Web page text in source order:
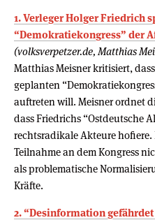
1. Verleger Holger Friedrich
“Demokratiekongress” der
(volksverpetzer.de, Matthias
Matthias Meisner kritisiert,
geplanten
auftreten will. Meisner ordnet
dass Friedrichs “Ostdeutsche
rechtsradikale Akteure
Teilnahme an dem Kongress
als problematische
Kräfte.
2. “Desinformation gefährdet